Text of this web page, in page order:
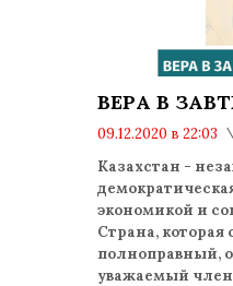
ВЕРА В
09.12.2020 в 22:03
Казахстан -
экономикой и
Страна, которая
полноправный,
уважаемый член